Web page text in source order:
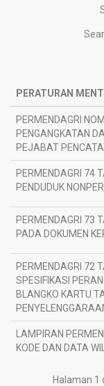
PERATURAN
PERATURAN
PERMENDAGRI
PENGANGKATAN
PEJABAT
PERMENDAGRI 74
PENDUDUK
PERMENDAGRI 73
PADA DOKUMEN
PERMENDAGRI 72
SPESIFIKASI
BLANGKO KARTU
LAMPIRAN
KODE DAN DATA
Halaman